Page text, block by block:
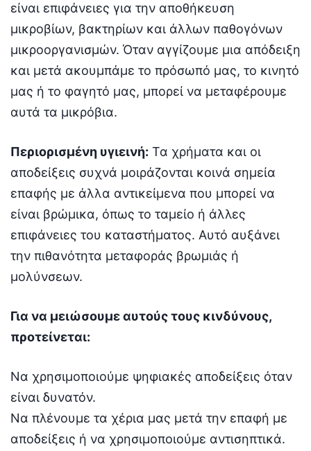
είναι επιφάνειες για την αποθήκευση
μικροβίων, βακτηρίων και άλλων παθογόνων
μικροοργανισμών. Όταν αγγίζουμε μια απόδειξη
και μετά ακουμπάμε το πρόσωπό μας, το κινητό
μας ή το φαγητό μας, μπορεί να μεταφέρουμε
αυτά τα μικρόβια.
Περιορισμένη υγιεινή: Τα χρήματα και οι
αποδείξεις συχνά μοιράζονται κοινά σημεία
επαφής με άλλα αντικείμενα που μπορεί να
είναι βρώμικα, όπως το ταμείο ή άλλες
επιφάνειες του καταστήματος. Αυτό αυξάνει
την πιθανότητα μεταφοράς βρωμιάς ή
μολύνσεων.
Για να μειώσουμε αυτούς τους κινδύνους,
προτείνεται:
Να χρησιμοποιούμε ψηφιακές αποδείξεις όταν
είναι δυνατόν.
Να πλένουμε τα χέρια μας μετά την επαφή με
αποδείξεις ή να χρησιμοποιούμε αντισηπτικά.